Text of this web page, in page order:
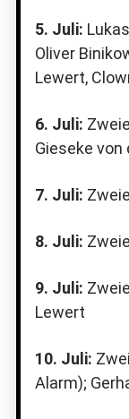
5. Juli:
Oliver
Lewert,
6. Juli:
Gieseke von
7. Juli:
8. Juli:
9. Juli:
Lewert
10. Juli:
Alarm);